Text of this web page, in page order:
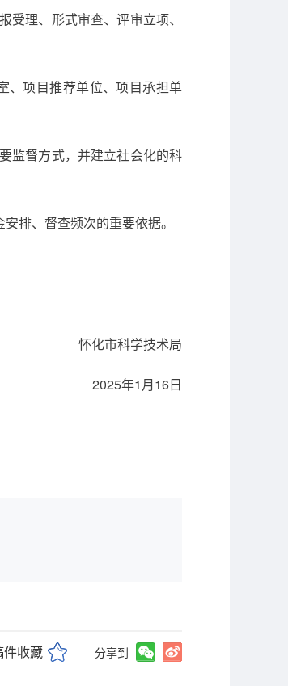
理、形式审查、评审立项、
、项目推荐单位、项目承担单
监督方式，并建立社会化的科
排、督查频次的重要依据。
怀化市科学技术局
2025年1月16日
件收藏 分享到